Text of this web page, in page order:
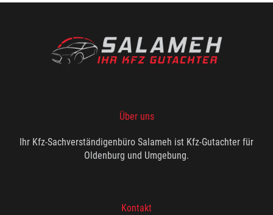
Über uns
Ihr Kfz-Sachverständigenbüro Salameh ist Kfz-Gutachter für
Oldenburg und Umgebung.
Kontakt